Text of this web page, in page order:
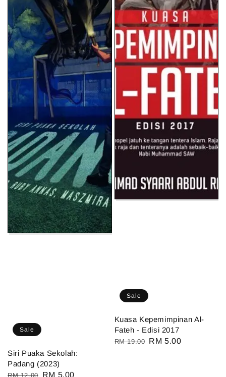
Sale
Siri Puaka Sekolah:
Padang (2023)
Regular
RM 12.00
Sale
RM 5.00
Sale
Kuasa Kepemimpinan Al-
Fateh - Edisi 2017
Regular
RM 19.00 Sale
RM 5.00